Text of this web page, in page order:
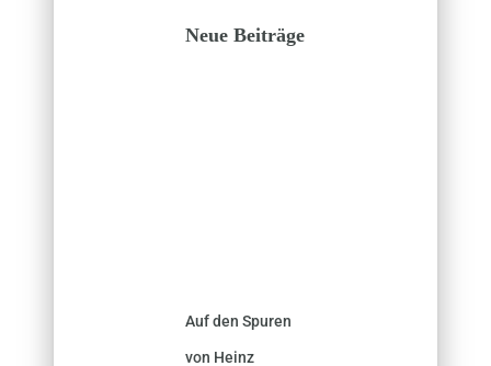
Neue Beiträge
Auf den Spuren
von Heinz